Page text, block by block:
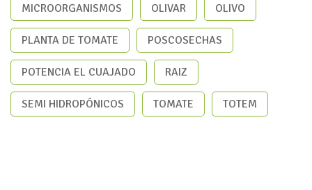
MICROORGANISMOS OLIVAR OLIVO
PLANTA DE TOMATE POSCOSECHAS
POTENCIA EL CUAJADO RAIZ
SEMI HIDROPÓNICOS TOMATE TOTEM